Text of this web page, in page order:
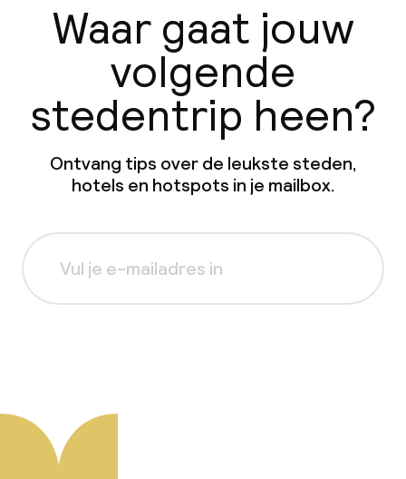
Waar gaat jouw
volgende
stedentrip heen?
Ontvang tips over de leukste steden,
hotels en hotspots in je mailbox.